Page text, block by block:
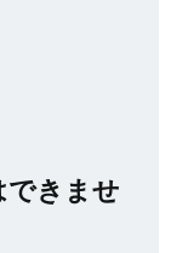
できませ